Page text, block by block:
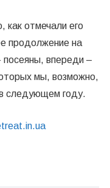
как отмечали его
продолжение на
посеяны, впереди –
мы, возможно,
следующем году.